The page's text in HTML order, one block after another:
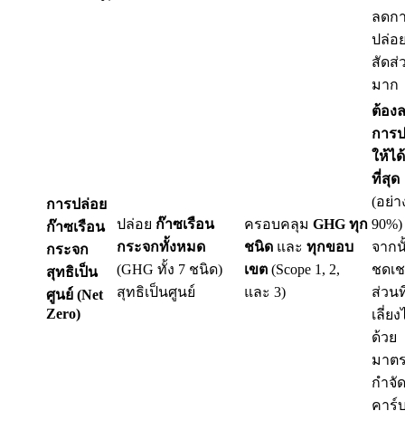
ลดก
ปล่อ
สัดส่
มาก
การปล่อย
ก๊าซเรือน
กระจก
สุทธิเป็น
ศูนย์ (Net
Zero)
ปล่อย ก๊าซเรือน
กระจกทั้งหมด
(GHG ทั้ง 7 ชนิด)
สุทธิเป็นศูนย์
ครอบคลุม GHG ทุก
ชนิด และ ทุกขอบ
เขต (Scope 1, 2,
และ 3)
ต้อง
การ
ให้ไ
ที่สุด
(อย่า
จาก
ชดเ
ส่วน
เลี่ย
ด้วย
มาต
กำจัด
คาร์